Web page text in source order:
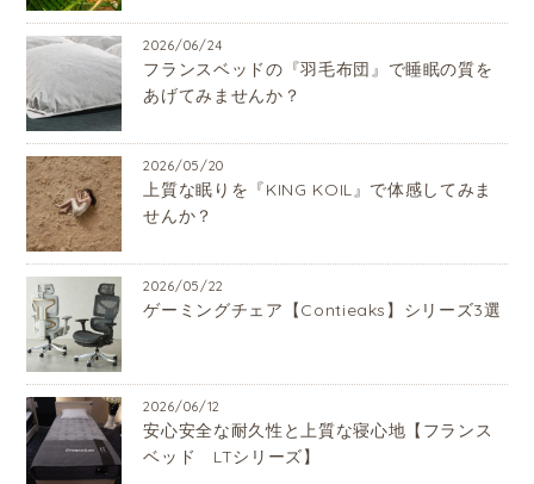
2026/06/24
フランスベッドの『羽毛布団』で睡眠の質を
あげてみませんか？
2026/05/20
上質な眠りを『KING KOIL』で体感してみま
せんか？
2026/05/22
ゲーミングチェア【Contieaks】シリーズ3選
2026/06/12
安心安全な耐久性と上質な寝心地【フランス
ベッド LTシリーズ】